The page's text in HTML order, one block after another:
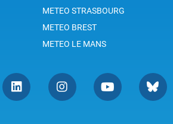
METEO STRASBOURG
METEO BREST
METEO LE MANS